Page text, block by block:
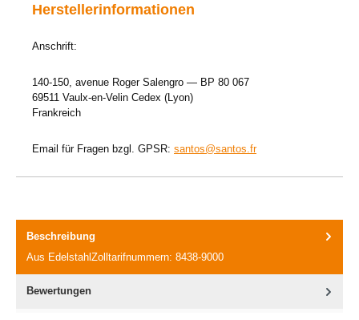
Herstellerinformationen
Anschrift:
140-150, avenue Roger Salengro — BP 80 067
69511 Vaulx-en-Velin Cedex (Lyon)
Frankreich
Email für Fragen bzgl. GPSR: santos@santos.fr
Beschreibung
Aus EdelstahlZolltarifnummern: 8438-9000
Bewertungen